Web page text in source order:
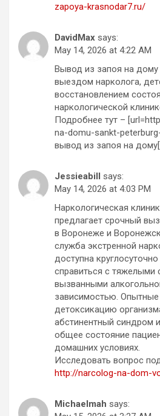
zapoya-krasnodar7.ru/
DavidMax says:
May 14, 2026 at 4:22 AM
Вывод из запоя на дому
выездом нарколога,
восстановлением
наркологической
Подробнее тут –
na-domu-sankt-
вывод из запоя на
Jessieabill says:
May 14, 2026 at 4:03 PM
Наркологическая
предлагает срочный
в Воронеже и
служба экстренной
доступна
справиться с тяжелыми
вызванными
зависимостью. Опытные
детоксикацию
абстинентный синдром
общее состояние
домашних условиях.
Исследовать вопрос
http://narcolog-na-dom-
Michaelmah says: